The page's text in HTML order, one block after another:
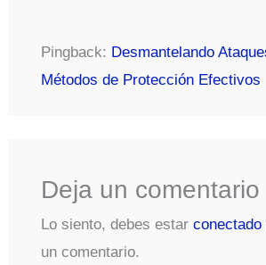
Pingback: Desmantelando
Métodos de Protección Efectivos
Deja un comentario
Lo siento, debes estar conectado
un comentario.